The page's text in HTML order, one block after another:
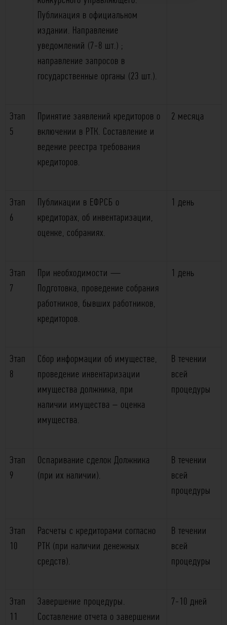
Публикация в официальном
издании. Направление
уведомлений (7-8 шт.) ;
направление запросов в
государственные органы (23 шт.).
Этап
5
Принятие заявлений кредиторов о
включении в РТК. Составление и
ведение реестра требования
кредиторов.
2 месяца
Этап
6
Публикации в ЕФРСБ о
кредиторах, об инвентаризации,
оценке, собраниях.
1 день
Этап
7
При необходимости —
Подготовка, проведение собрания
работников, бывших работников,
кредиторов.
1 день
Этап
8
Сбор информации об имуществе,
проведение инвентаризации
имущества должника, при
наличии имущества – оценка
имущества.
В течении
всей
процедуры
Этап
9
Оспаривание сделок Должника
(при их наличии).
В течении
всей
процедуры
Этап
10
Расчеты с кредиторами согласно
РТК (при наличии денежных
средств).
В течении
всей
процедуры
Этап
11
Завершение процедуры.
Составление отчета о завершении
7-10 дней